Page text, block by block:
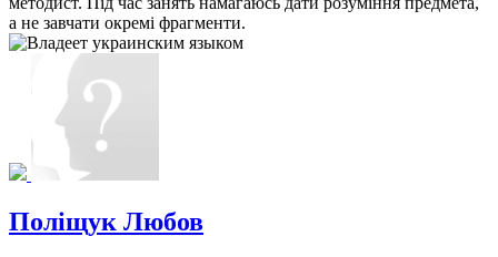
а не завчати окремі фрагменти.
Поліщук Любов